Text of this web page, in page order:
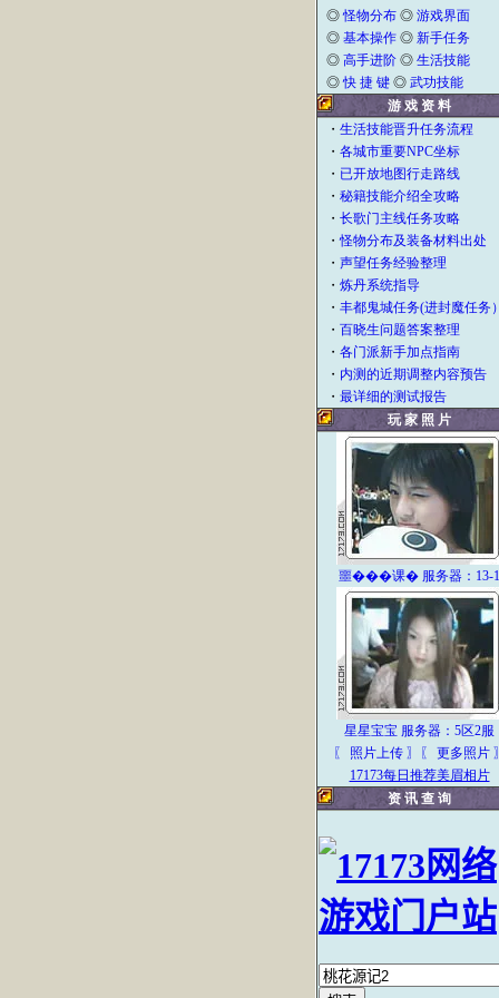
◎怪物分布◎ 游戏界面
◎ 基本操作◎ 新手任务
◎ 高手进阶◎ 生活技能
◎快 捷 键◎ 武功技能
游 戏 资 料
・ 生活技能晋升任务流程
・ 各城市重要NPC坐标
・ 已开放地图行走路线
・ 秘籍技能介绍全攻略
・ 长歌门主线任务攻略
・怪物分布及装备材料出处
・ 声望任务经验整理
・ 炼丹系统指导
・ 丰都鬼城任务(进封魔任务
・ 百晓生问题答案整理
・ 各门派新手加点指南
・ 内测的近期调整内容预告
・ 最详细的测试报告
玩 家 照 片
噩���课� 服务器：13-1
星星宝宝 服务器：5区2服
〖 照片上传 〗
〖 更多照片
17173每日推荐美眉相片
资 讯 查 询